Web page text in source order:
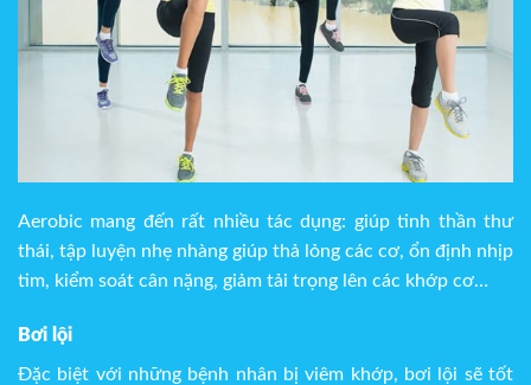
Aerobic mang đến rất nhiều tác dụng: giúp tinh thần thư
thái, tập luyện nhẹ nhàng giúp thả lỏng các cơ, ổn định nhịp
tim, kiểm soát cân nặng, giảm tải trọng lên các khớp cơ…
Bơi lội
Đặc biệt với những bệnh nhân bị viêm khớp, bơi lội sẽ tốt